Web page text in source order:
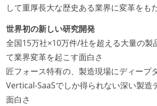
して重厚長大な歴史ある業界に変革をも
世界初の新しい研究開発
全国15万社×10万件/社を超える大量の製
て業界変革を起こす面白さ
匠フォース特有の、製造現場にディープ
Vertical-SaaSでしか得られない深い製造
面白さ